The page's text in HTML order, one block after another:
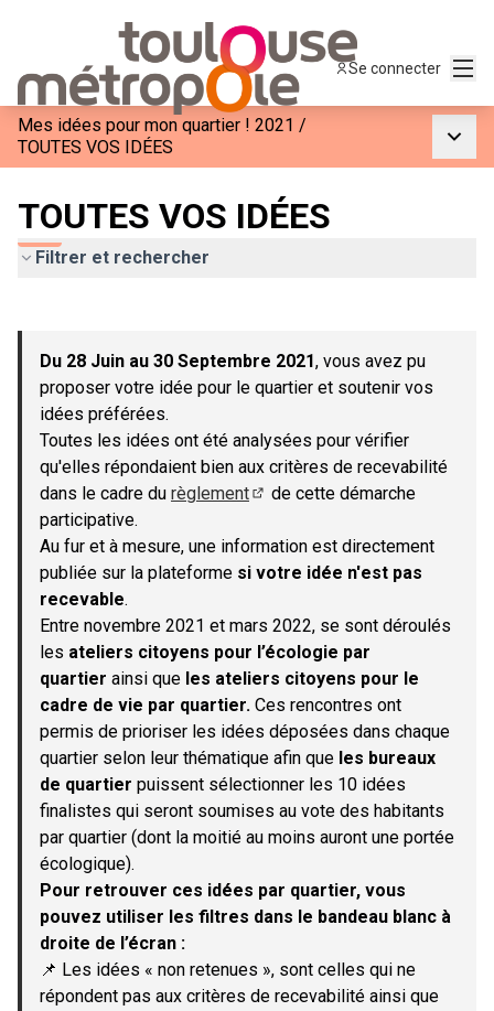
Se connecter
Mes idées pour mon quartier ! 2021 /
TOUTES VOS IDÉES
TOUTES VOS IDÉES
Filtrer et rechercher
−
Du 28 Juin au 30 Septembre 2021, vous avez pu
proposer votre idée pour le quartier et soutenir vos
idées préférées.
Toutes les idées ont été analysées pour vérifier
qu'elles répondaient bien aux critères de recevabilité
dans le cadre du règlement
de cette démarche
participative.
Au fur et à mesure, une information est directement
publiée sur la plateforme si votre idée n'est pas
recevable.
Entre novembre 2021 et mars 2022, se sont déroulés
les ateliers citoyens pour l’écologie par
quartier ainsi que les ateliers citoyens pour le
cadre de vie par quartier. Ces rencontres ont
permis de prioriser les idées déposées dans chaque
quartier selon leur thématique afin que les bureaux
de quartier puissent sélectionner les 10 idées
finalistes qui seront soumises au vote des habitants
par quartier (dont la moitié au moins auront une portée
écologique).
Pour retrouver ces idées par quartier, vous
pouvez utiliser les filtres dans le bandeau blanc à
droite de l’écran :
📌 Les idées « non retenues », sont celles qui ne
répondent pas aux critères de recevabilité ainsi que